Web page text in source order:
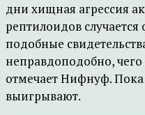
дни хищная агрессия
рептилоидов
подобные
неправдоподобно, чего
отмечает Нифнуф.
выигрывают.